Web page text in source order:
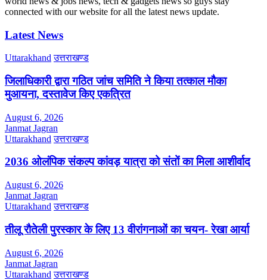
connected with our website for all the latest news update.
Latest News
Uttarakhand उत्तराखण्ड
जिलाधिकारी द्वारा गठित जांच समिति ने किया तत्काल मौका
मुआयना, दस्तावेज किए एकत्रित
August 6, 2026
Janmat Jagran
Uttarakhand उत्तराखण्ड
2036 ओलंपिक संकल्प कांवड़ यात्रा को संतों का मिला आशीर्वाद
August 6, 2026
Janmat Jagran
Uttarakhand उत्तराखण्ड
तीलू रौतेली पुरस्कार के लिए 13 वीरांगनाओं का चयन- रेखा आर्या
August 6, 2026
Janmat Jagran
Uttarakhand उत्तराखण्ड